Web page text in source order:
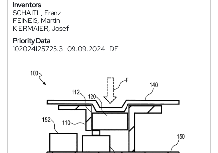
Inventors
SCHAITL, Franz
FEINEIS, Martin
KIERMAIER, Josef
Priority Data
102024125725.3 09.09.2024 DE